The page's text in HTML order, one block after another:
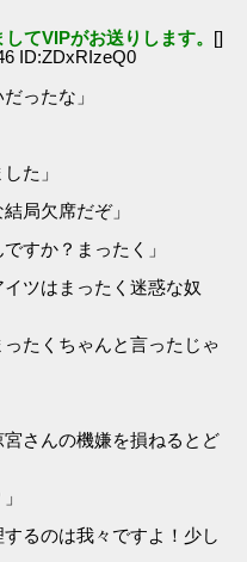
てVIPがお送りします。 []
ID:ZDxRIzeQ0
ったな」
た」
局欠席だぞ」
すか？まったく」
ツはまったく迷惑な奴
たくちゃんと言ったじゃ
さんの機嫌を損ねるとど
るのは我々ですよ！少し